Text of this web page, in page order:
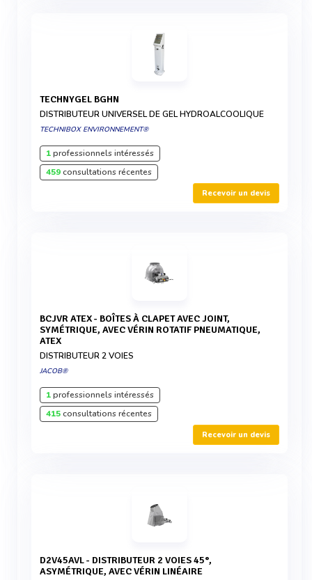
TECHNYGEL BGHN
DISTRIBUTEUR UNIVERSEL DE GEL HYDROALCOOLIQUE
TECHNIBOX ENVIRONNEMENT®
1professionnels intéressés
459consultations récentes
Recevoir un devis
BCJVR ATEX - BOÎTES À CLAPET AVEC JOINT,
SYMÉTRIQUE, AVEC VÉRIN ROTATIF PNEUMATIQUE,
ATEX
DISTRIBUTEUR 2 VOIES
JACOB®
1professionnels intéressés
415consultations récentes
Recevoir un devis
D2V45AVL - DISTRIBUTEUR 2 VOIES 45°,
ASYMÉTRIQUE, AVEC VÉRIN LINÉAIRE